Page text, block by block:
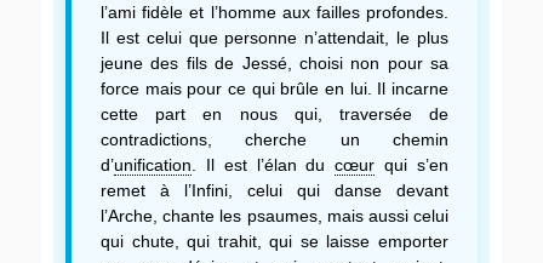
l’ami fidèle et l’homme aux failles profondes.
Il est celui que personne n’attendait, le plus
jeune des fils de Jessé, choisi non pour sa
force mais pour ce qui brûle en lui. Il incarne
cette part en nous qui, traversée de
contradictions, cherche un chemin
d’unification . Il est l’élan ducœur qui s’en
remet à l’Infini, celui qui danse devant
l’Arche, chante les psaumes, mais aussi celui
qui chute, qui trahit, qui se laisse emporter